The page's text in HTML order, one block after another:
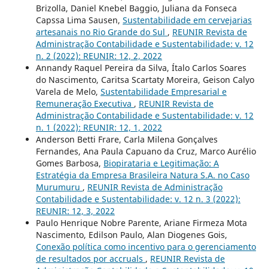
Brizolla, Daniel Knebel Baggio, Juliana da Fonseca
Capssa Lima Sausen, Sustentabilidade em cervejarias
artesanais no Rio Grande do Sul , REUNIR Revista de
Administração Contabilidade e Sustentabilidade: v. 12
n. 2 (2022): REUNIR: 12, 2, 2022
Annandy Raquel Pereira da Silva, Ítalo Carlos Soares
do Nascimento, Caritsa Scartaty Moreira, Geison Calyo
Varela de Melo, Sustentabilidade Empresarial e
Remuneração Executiva , REUNIR Revista de
Administração Contabilidade e Sustentabilidade: v. 12
n. 1 (2022): REUNIR: 12, 1, 2022
Anderson Betti Frare, Carla Milena Gonçalves
Fernandes, Ana Paula Capuano da Cruz, Marco Aurélio
Gomes Barbosa, Biopirataria e Legitimação: A
Estratégia da Empresa Brasileira Natura S.A. no Caso
Murumuru , REUNIR Revista de Administração
Contabilidade e Sustentabilidade: v. 12 n. 3 (2022):
REUNIR: 12, 3, 2022
Paulo Henrique Nobre Parente, Ariane Firmeza Mota
Nascimento, Edilson Paulo, Alan Diogenes Gois,
Conexão política como incentivo para o gerenciamento
de resultados por accruals , REUNIR Revista de